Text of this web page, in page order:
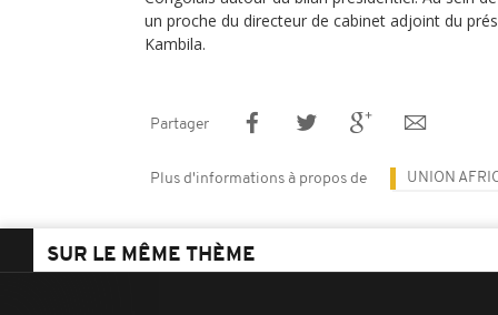
un proche du directeur de cabinet adjoint du
Kambila.
Partager
Plus d'informations à propos de UNION
SUR LE MÊME THÈME